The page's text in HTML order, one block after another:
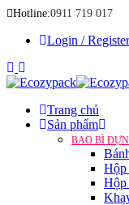
Hotline:0911 719 017
Login / Register
Trang chủ
Sản phẩm
BAO BÌ
Hộp
Hộp